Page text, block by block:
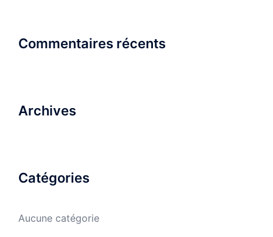
Commentaires récents
Archives
Catégories
Aucune catégorie